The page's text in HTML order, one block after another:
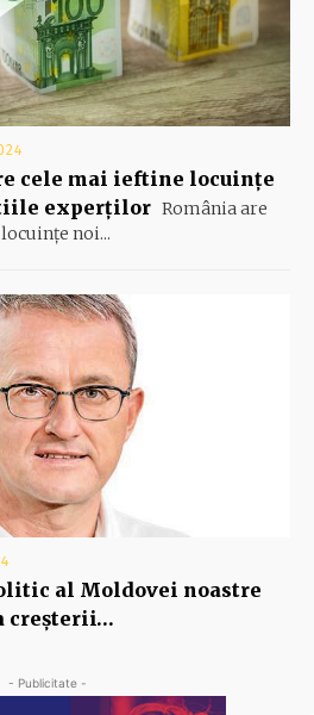
cele mai ieftine locuințe
experților România are
noi...
al Moldovei noastre
creşterii…
- Publicitate -